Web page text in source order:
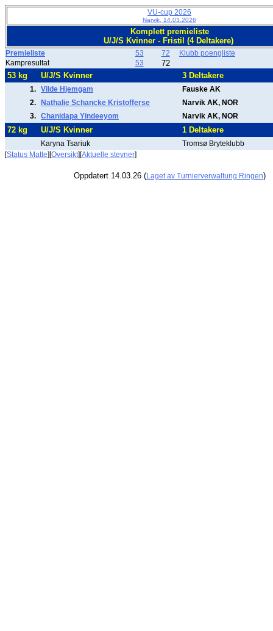
VU-cup 2026
Narvik, 14.03.2026
Komplett premieliste
U/J/S Kvinner - Fristil (4 Deltakere)
Premieliste 53 72
Klubb poengliste
Kampresultat
53
72
53 kg
U/J/S Kvinner 3 Deltakere
1. Vilde Hjemgam
Fauske AK
2.
Nathalie Schancke Kristofferse
Narvik AK, NOR
3. Chanidapa Yindeeyom Narvik AK, NOR
72 kg U/J/S Kvinner 1 Deltakere
Karyna Tsariuk
Tromsø Bryteklubb
[Status Matte][Oversikt][Aktuelle stevner]
Oppdatert 14.03.26 (Laget av Turnierverwaltung Ringen)